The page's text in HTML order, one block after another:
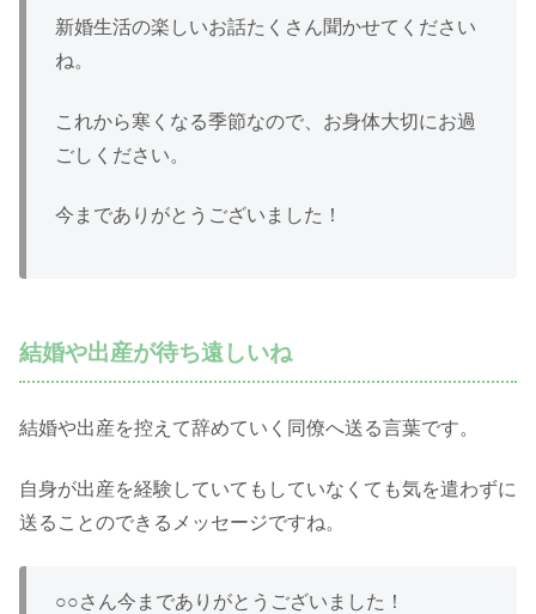
新婚生活の楽しいお話たくさん聞かせてください
ね。
これから寒くなる季節なので、お身体大切にお過
ごしください。
今までありがとうございました！
結婚や出産が待ち遠しいね
結婚や出産を控えて辞めていく同僚へ送る言葉です。
自身が出産を経験していてもしていなくても気を遣わずに
送ることのできるメッセージですね。
○○さん今までありがとうございました！